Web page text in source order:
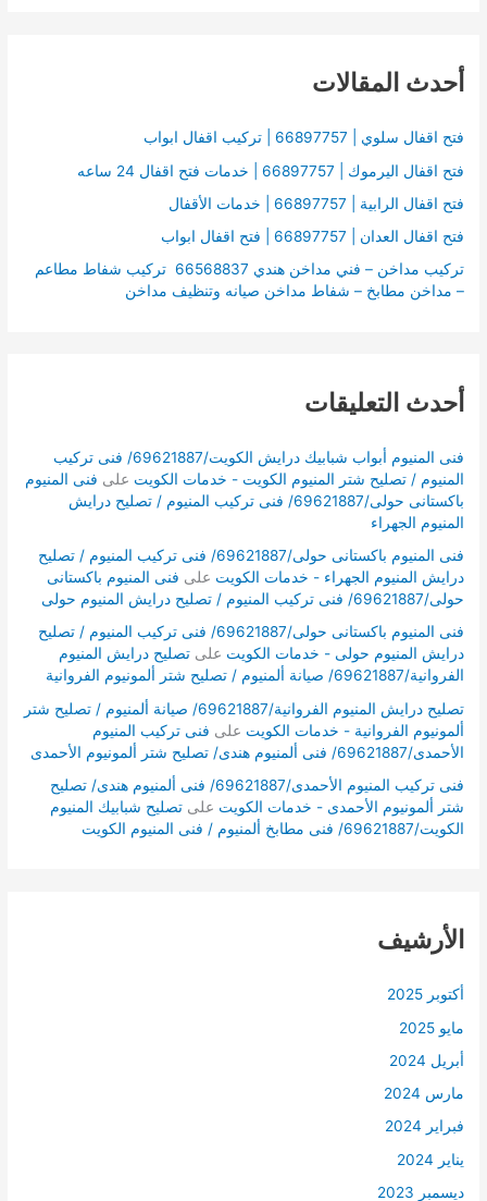
ث
ن
:
أحدث المقالات
فتح اقفال سلوي | 66897757 | تركيب اقفال ابواب
فتح اقفال اليرموك | 66897757 | خدمات فتح اقفال 24 ساعه
فتح اقفال الرابية | 66897757 | خدمات الأقفال
فتح اقفال العدان | 66897757 | فتح اقفال ابواب
تركيب مداخن – فني مداخن هندي 66568837 تركيب شفاط مطاعم
– مداخن مطابخ – شفاط مداخن صيانه وتنظيف مداخن
أحدث التعليقات
فنى المنيوم أبواب شبابيك درايش الكويت/69621887/ فنى تركيب
المنيوم / تصليح شتر المنيوم الكويت - خدمات الكويت على فنى المنيوم
باكستانى حولى/69621887/ فنى تركيب المنيوم / تصليح درايش
المنيوم الجهراء
فنى المنيوم باكستانى حولى/69621887/ فنى تركيب المنيوم / تصليح
درايش المنيوم الجهراء - خدمات الكويت على فنى المنيوم باكستانى
حولى/69621887/ فنى تركيب المنيوم / تصليح درايش المنيوم حولى
فنى المنيوم باكستانى حولى/69621887/ فنى تركيب المنيوم / تصليح
درايش المنيوم حولى - خدمات الكويت علىتصليح درايش المنيوم
الفروانية/69621887/ صيانة ألمنيوم / تصليح شتر ألمونيوم الفروانية
تصليح درايش المنيوم الفروانية/69621887/ صيانة ألمنيوم / تصليح شتر
ألمونيوم الفروانية - خدمات الكويت على فنى تركيب المنيوم
الأحمدى/69621887/ فنى ألمنيوم هندى/ تصليح شتر ألمونيوم الأحمدى
فنى تركيب المنيوم الأحمدى/69621887/ فنى ألمنيوم هندى/ تصليح
شتر ألمونيوم الأحمدى - خدمات الكويت علىتصليح شبابيك المنيوم
الكويت/69621887/ فنى مطابخ ألمنيوم / فنى المنيوم الكويت
الأرشيف
أكتوبر 2025
مايو 2025
أبريل 2024
مارس 2024
فبراير 2024
يناير 2024
ديسمبر 2023